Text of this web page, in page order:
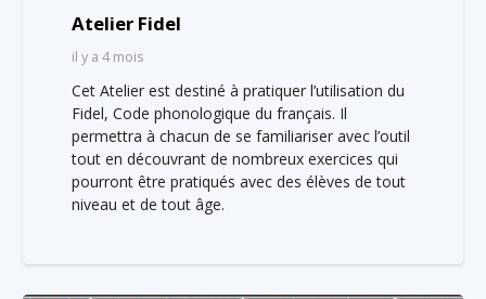
Atelier Fidel
il y a 4 mois
Cet Atelier est destiné à pratiquer l’utilisation du
Fidel, Code phonologique du français. Il
permettra à chacun de se familiariser avec l’outil
tout en découvrant de nombreux exercices qui
pourront être pratiqués avec des élèves de tout
niveau et de tout âge.